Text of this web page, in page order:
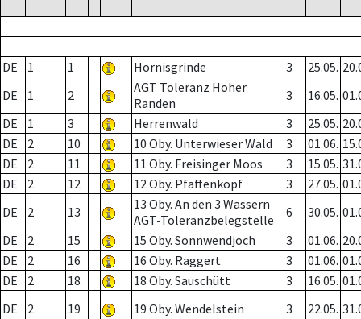
DE 1 1 Hornisgrinde 3 25.05.
DE
1 2
AGT Toleranz Hoher
Randen
3 16.05.
DE
1 3 Herrenwald 3 25.05.
DE
2 10 10 Oby. Unterwieser Wald 3 01.06.
DE
2 11 11 Oby. Freisinger Moos 3 15.05.
DE
2 12 12 Oby. Pfaffenkopf 3 27.05.
DE
2 13
13 Oby. An den 3 Wassern
AGT-Toleranzbelegstelle
6 30.05.
DE
2 15 15 Oby. Sonnwendjoch 3 01.06.
DE
2 16 16 Oby. Raggert 3 01.06.
DE
2 18 18 Oby. Sauschütt 3 16.05.
DE
2 19 19 Oby. Wendelstein 3 22.05.